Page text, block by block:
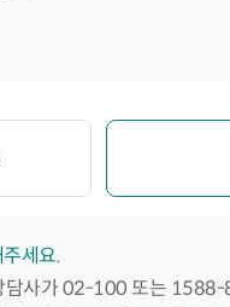
세요.
담사가 02-100 또는 1588-